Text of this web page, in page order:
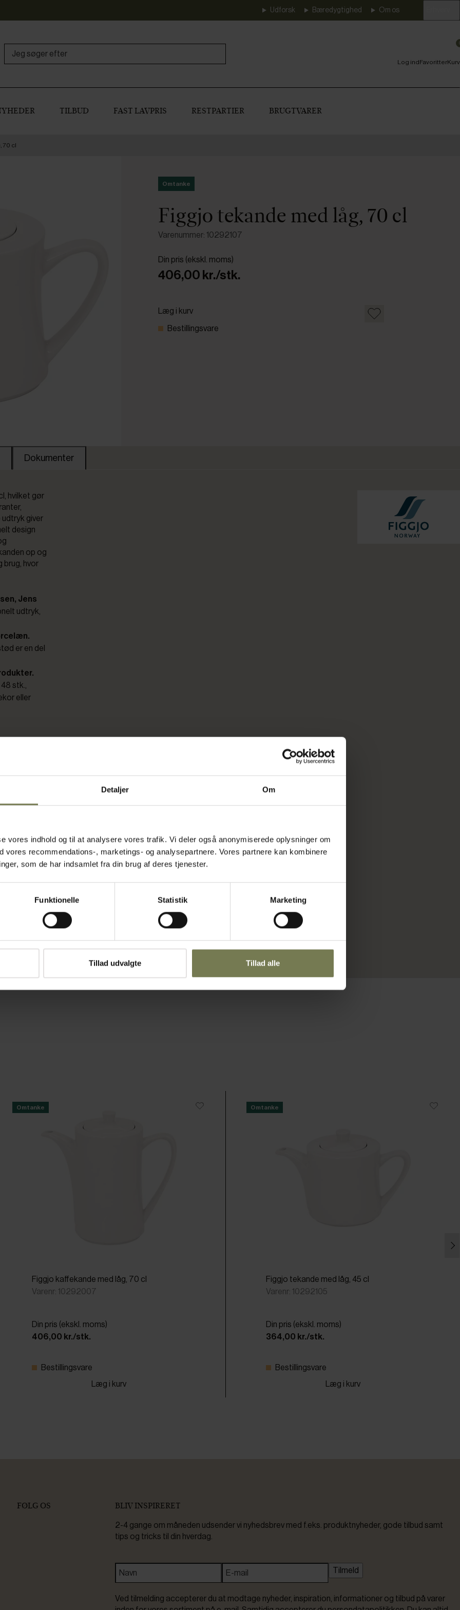
Detaljer Om
vores indhold og til at analysere vores trafik. Vi deler også anonymiserede oplysninger om
vores recommendations-, marketings- og analysepartnere. Vores partnere kan kombinere
som de har indsamlet fra din brug af deres tjenester.
Funktionelle Statistik Marketing
Tillad udvalgte Tillad alle
Udforsk Bæredygtighed Om os
Log indFavoritterKurv
TILBUD FAST LAVPRIS RESTPARTIER BRUGTVARER
70 cl
Omtanke
Figgjo tekande med låg, 70 cl
Varenummer: 10292107
Din pris (ekskl. moms)
406,00 kr./stk.
Læg i kurv
Bestillingsvare
Dokumenter
hvilket gør
udtryk giver
design
op og
brug, hvor
Jens
udtryk,
er en del
stk.,
eller
så
er
hvilket
på 70
stabile
tilbyder
et
Omtanke
Figgjo kaffekande med låg, 70 cl
Varenr: 10292007
Din pris (ekskl. moms)
406,00 kr./stk.
Bestillingsvare
Læg i kurv
Omtanke
Figgjo tekande med låg, 45 cl
Varenr: 10292105
Din pris (ekskl. moms)
364,00 kr./stk.
Bestillingsvare
Læg i kurv
FØLG OS BLIV INSPIRERET
2-4 gange om måneden udsender vi nyhedsbrev med f.eks. produktnyheder, gode tilbud samt
tips og tricks til din hverdag.
Tilmeld
Ved tilmelding accepterer du at modtage nyheder, inspiration, informationer og tilbud på varer